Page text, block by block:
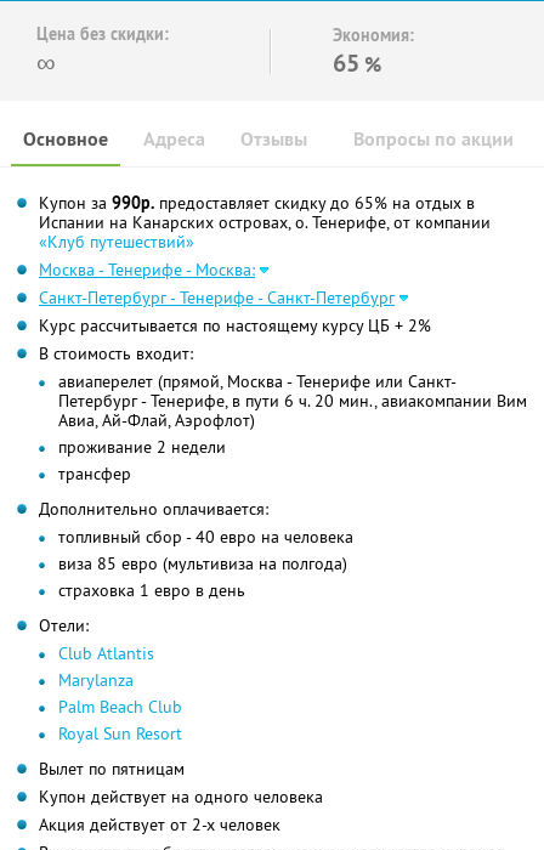
Цена без скидки:
∞
Экономия:
65 %
Основное Отзывы Вопросы по акции
Адреса
Купон за 990р. предоставляет скидку до 65% на отдых в
Испании на Канарских островах, о. Тенерифе, от компании
«Клуб путешествий»
Москва - Тенерифе - Москва:
Санкт-Петербург - Тенерифе - Санкт-Петербург
Курс рассчитывается по настоящему курсу ЦБ + 2%
В стоимость входит:
авиаперелет (прямой, Москва - Тенерифе или Санкт-
Петербург - Тенерифе, в пути 6 ч. 20 мин., авиакомпании Вим
Авиа, Ай-Флай, Аэрофлот)
проживание 2 недели
трансфер
Дополнительно оплачивается:
топливный сбор - 40 евро на человека
виза 85 евро (мультивиза на полгода)
страховка 1 евро в день
Отели:
Club Atlantis
Мarylanza
Palm Beach Club
Royal Sun Resort
Вылет по пятницам
Купон действует на одного человека
Акция действует от 2-х человек